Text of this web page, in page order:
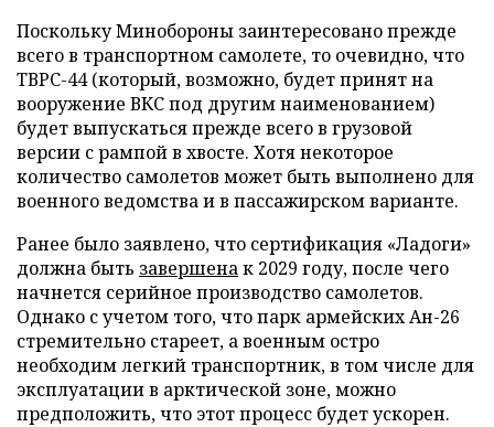
Поскольку Минобороны заинтересовано прежде
всего в транспортном самолете, то очевидно, что
ТВРС-44 (который, возможно, будет принят на
вооружение ВКС под другим наименованием)
будет выпускаться прежде всего в грузовой
версии с рампой в хвосте. Хотя некоторое
количество самолетов может быть выполнено для
военного ведомства и в пассажирском варианте.
Ранее было заявлено, что сертификация «Ладоги»
должна быть завершенак 2029 году, после чего
начнется серийное производство самолетов.
Однако с учетом того, что парк армейских Ан-26
стремительно стареет, а военным остро
необходим легкий транспортник, в том числе для
эксплуатации в арктической зоне, можно
предположить, что этот процесс будет ускорен.